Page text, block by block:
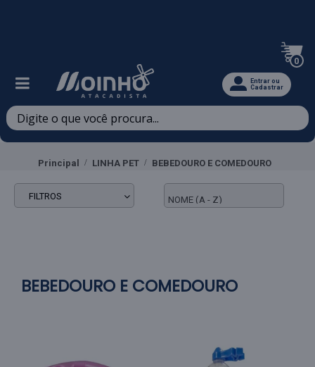
0
Entrar ou
Cadastrar
Principal LINHA PET BEBEDOURO E COMEDOURO
FILTROS
BEBEDOURO E COMEDOURO